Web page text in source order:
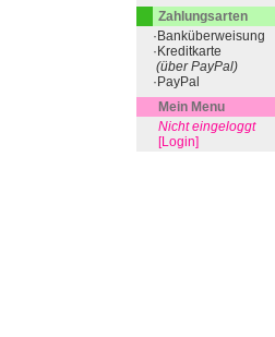
Zahlungsarten
·Banküberweisung
·Kreditkarte
(über PayPal)
·PayPal
Mein Menu
Nicht eingeloggt
[Login]